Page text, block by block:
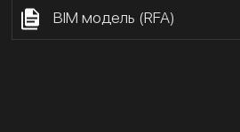
BIM модель (RFA)